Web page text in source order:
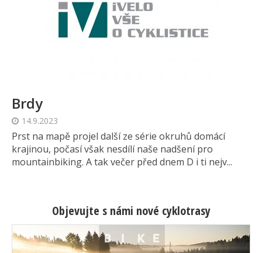
Brdy
14.9.2023
Prst na mapě projel další ze série okruhů domácí
krajinou, počasí však nesdílí naše nadšení pro
mountainbiking. A tak večer před dnem D i ti nejv...
Objevujte s námi nové cyklotrasy